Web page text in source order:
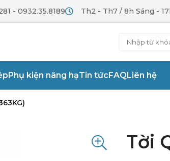
- 0932.35.8189 Th2 - Th7 / 8h Sáng -
Phụ kiện nâng hạTin tứcFAQLiên hệ
Tời